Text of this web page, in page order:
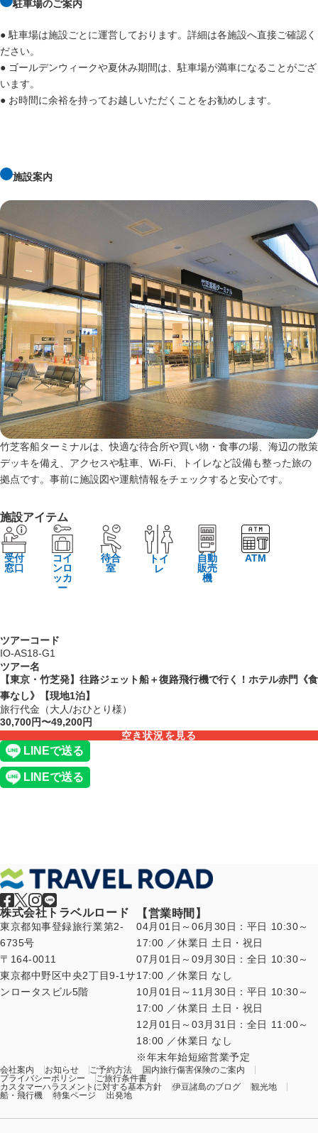
駐車場のご案内
● 駐車場は施設ごとに運営しております。詳細は各施設へ直接ご確認く
ださい。
● ゴールデンウィークや夏休み期間は、駐車場が満車になることがござ
います。
● お時間に余裕を持ってお越しいただくことをお勧めします。
施設案内
竹芝客船ターミナルは、快適な待合所や買い物・食事の場、海辺の散策
デッキを備え、アクセスや駐車、Wi‑Fi、トイレなど設備も整った旅の
拠点です。事前に施設図や運航情報をチェックすると安心です。
施設アイテム
受付
窓口
コイ
ンロ
ッカ
ー
待合
室
トイ
レ
自動
販売
機
ATM
ツアーコード
IO-AS18-G1
ツアー名
【東京・竹芝発】往路ジェット船＋復路飛行機で行く！ホテル赤門《食
事なし》【現地1泊】
旅行代金（大人/おひとり様）
30,700円〜49,200円
空き状況を見る
株式会社トラベルロード
東京都知事登録旅行業第2-
6735号
〒164-0011
東京都中野区中央2丁目9-1サ
ンロータスビル5階
【営業時間】
04月01日～06月30日：平日 10:30～
17:00 ／休業日 土日・祝日
07月01日～09月30日：全日 10:30～
17:00 ／休業日 なし
10月01日～11月30日：平日 10:30～
17:00 ／休業日 土日・祝日
12月01日～03月31日：全日 11:00～
18:00 ／休業日 なし
年末年始短縮営業予定
会社案内 お知らせ ご予約方法
国内旅行傷害保険のご案内
プライバシーポリシー
ご旅行条件書
カスタマーハラスメントに対する基本方針
伊豆諸島のブログ
観光地
船・飛行機
特集ページ 出発地